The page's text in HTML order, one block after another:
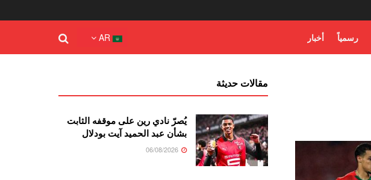
رسمياً أخبار AR
مقالات حديثة
يُصرّ نادي رين على موقفه الثابت
بشأن عبد الحميد آيت بودلال